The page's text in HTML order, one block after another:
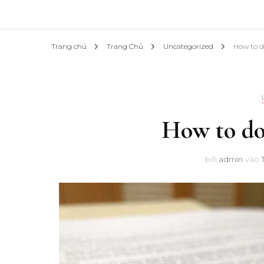
Trang chủ Trang Chủ Uncategorized How to
How to
bởi admin vào